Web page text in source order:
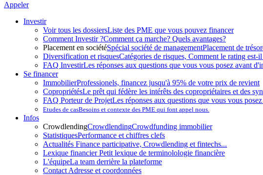
Appeler
Investir
Voir tous les dossiersListe des PME que vous pouvez financer
Comment Investir ?Comment ça marche? Quels avantages?
Placement en sociétéSpécial société de managementPlacement de
Diversification et risquesCatégories de risques, Comment le rating
FAQ InvestirLes réponses aux questions que vous vous posez avant
Se financer
ImmobilierProfessionels, financez jusqu'à 95% de votre prix de revient
CopropriétésLe prêt qui fédère les intérêts des copropriétaires et des
FAQ Porteur de ProjetLes réponses aux questions que vous vous
Etudes de casBesoins et contexte des PME qui font appel nous.
Infos
CrowdlendingCrowdlendingCrowdfunding immobilier
StatistiquesPerformance et chiffres clefs
Actualités Finance participative, Crowdlending et fintechs...
Lexique financierPetit lexique de terminolologie financière
L'équipeLa team derrière la plateforme
Contact Adresse et coordonnées